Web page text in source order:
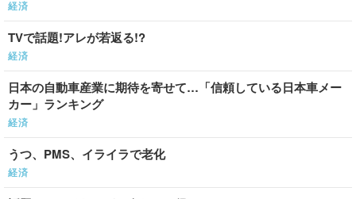
経済
TVで話題!アレが若返る!?
経済
日本の自動車産業に期待を寄せて…「信頼している日本車メー
カー」ランキング
経済
うつ、PMS、イライラで老化
経済